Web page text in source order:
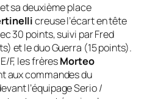
sa deuxième place
creuse l’écart en tête
30 points, suivi par Fred
et le duo Guerra (15 points).
F, les frèresMorteo
aux commandes du
l’équipage Serio /